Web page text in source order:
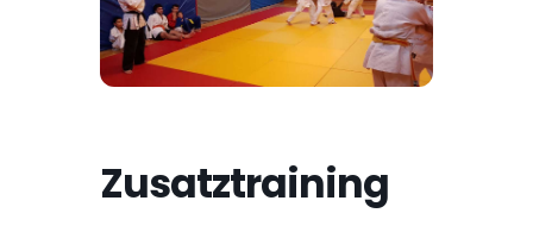
Zusatztraining